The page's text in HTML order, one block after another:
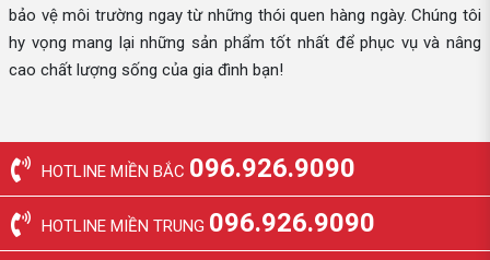
bảo vệ môi trường ngay từ những thói quen hàng ngày. Chúng tôi
hy vọng mang lại những sản phẩm tốt nhất để phục vụ và nâng
cao chất lượng sống của gia đình bạn!
HOTLINE MIỀN BẮC 096.926.9090
HOTLINE MIỀN TRUNG 096.926.9090